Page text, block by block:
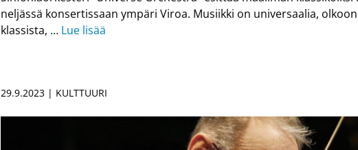
neljässä konsertissaan ympäri Viroa. Musiikki on universaalia,
klassista, … Lue lisää
29.9.2023 | KULTTUURI